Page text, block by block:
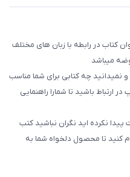
یاس کتاب با بیش از 500000 عنوان کتاب در رابطه با زبان های مختلف
میباشد
نمیدانید چه کتابی برای شما مناسب
ارتباط باشید تا شما‌را راهنمایی
نکرده اید نگران نباشید کتب
کنید تا محصول دلخواه شما به